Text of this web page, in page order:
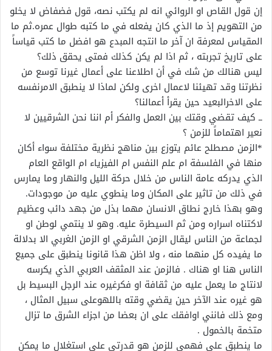
إن قول القاص او الروائي انه لم يكتب نصه، قول فضفاض لا يخلو
من التهويم إذ ما الذي كان يفعله في ما كتبه طوال عمره.ثم ما
المقياس لمعرفة ان آخر ما انتجه المبدع هو افضل ما كتب قياساً
على تاريخ تجربته ، ثم اذا لم يكن كذلك فمتى يحقق ذلك؟
ليس هنالك من شك في أن اطلاعنا على أعمال غيرنا توسع من
نظرتنا وقد تهيئنا لاعمال اخرى ولكن لماذا لا ينطبق الامرنفسه
على الاخرالبعيد حين يقرأ أعمالنا؟
ــ كيف تقضي وقتك بين العمل والفكر أم اننا نحن الشرقيين لا
نعير اهتماماً للزمن ؟
*الزمن مصطلح عائم يتوزع بين مناهج نظرية مختلفة سواء أكان
منها في الفلسفة ام علم النفس ام الفيزياء ام الواقع العام
الذي يدركه عامة الناس من خلال حركة الليل والنهار وما يمارس
في ذلك من تاثير على المكان وما ينطوي عليه من موجودات.
وهو بهذا خارج نطاق الانسان مهما بذل من جهد دائب وعظيم
لاكتناه اسراره ومن ثم السيطرة عليه. وهو لا ينتمي لوطن او
لجماعة من الناس ليقال الزمن الشرقي او الزمن الغربي الا بدلالة
ما يفيده كل منهما منه ، ولا اظن هذا قانونا ينطبق على جميع
الناس هنا او هناك . فالزمن عند المثقف العربي الذي يكرسه
لانتاج ما يعمل عليه من ثقافة او فكرغيره عند الرجل البسيط بل
هو غيره عند الآخر حين يقضي وقته باللهوعلى سبيل المثال ،
ومع ذلك فانني اوافقك على ان بعضا من اجزاء الشرق ما تزال
متخمة بالخمول .
ما ينطبق على فهمي للزمن هو قدرتي على استغلال ما يمكن